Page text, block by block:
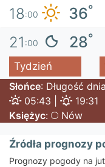
18:00 36°
21 :00 28°
Tydzień
Słońce: Długość
05:43 |
19:31
Księżyc: Nów
Źródła prognozy
Prognozy pogody na